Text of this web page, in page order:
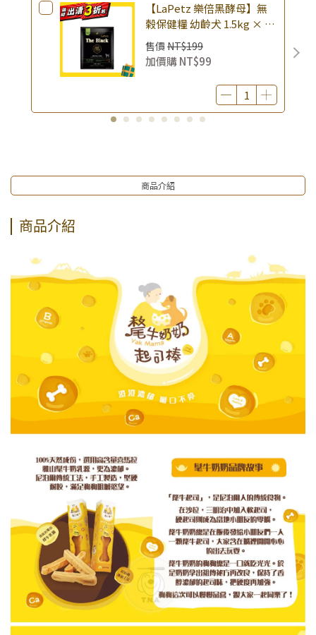
【LaPetz 樂倍黑酵母】無
榖保健糧 幼齡犬 1.5kg × 包
｜(廠效期20260818) 狗乾糧
狗飼料 幼犬飼料 無穀配方｜
即期品
售價 NT$199
加價購NT$99
商品介紹
商品介紹